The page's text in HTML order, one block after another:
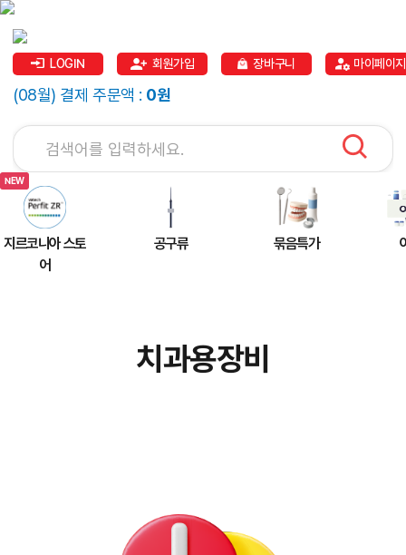
LOGIN 회원가입 장바구니 마이페이지
(08월) 결제 주문액 : 0원
지르코니아 스토
어
공구류 묶음특가
치과용장비